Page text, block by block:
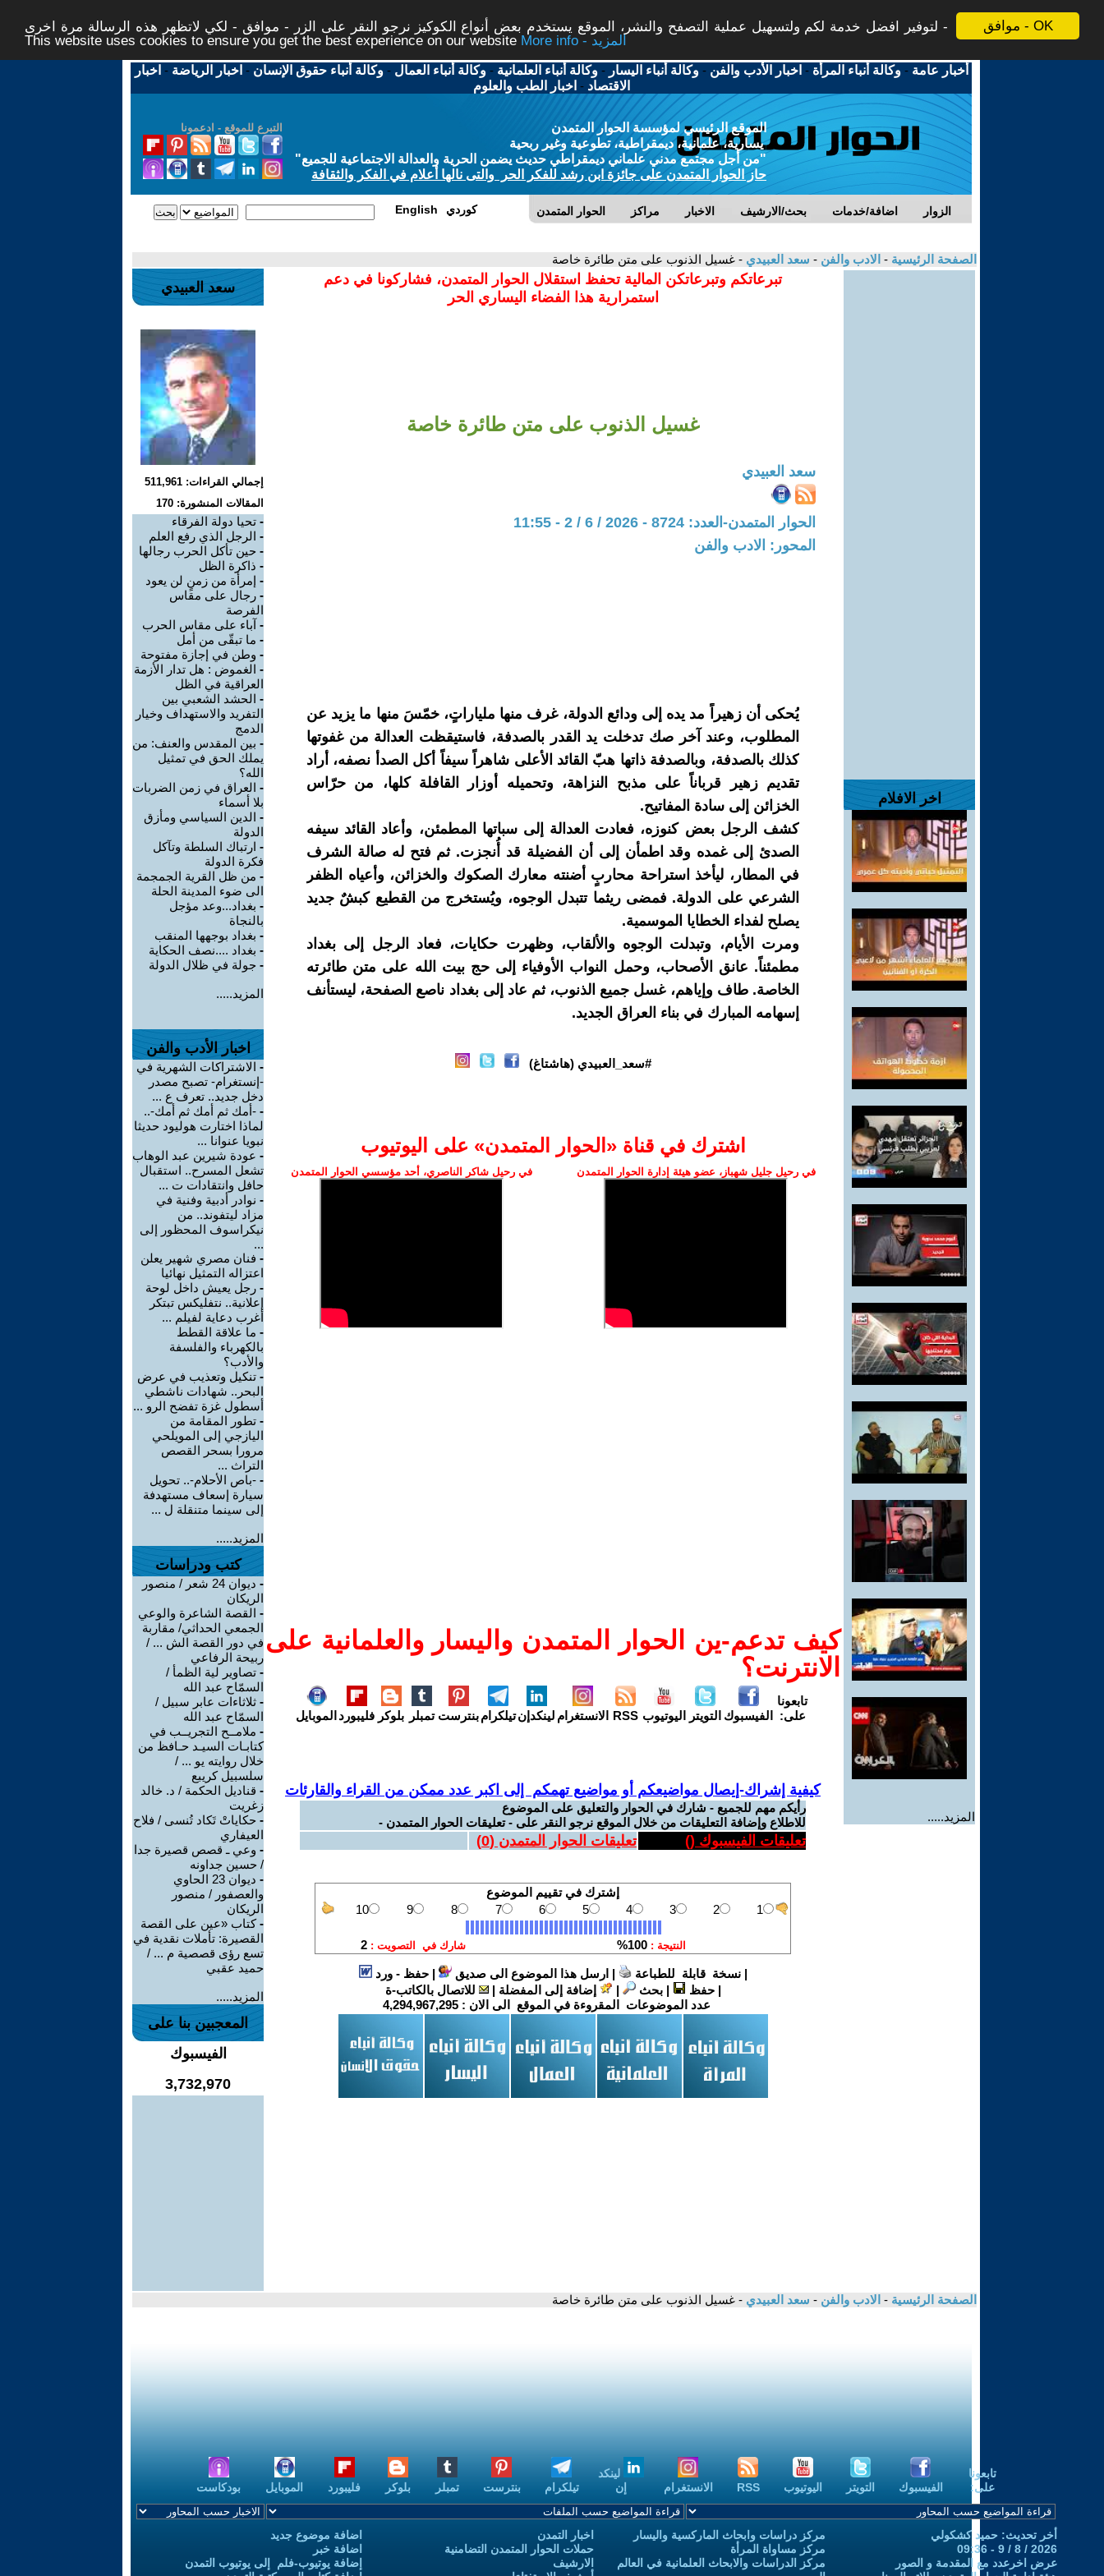
موافق - OK
لتوفير افضل خدمة لكم ولتسهيل عملية التصفح والنشر، الموقع يستخدم بعض أنواع الكوكيز نرجو النقر على الزر - موافق - لكي لاتظهر هذه الرسالة مرة اخرى -
This website uses cookies to ensure you get the best experience on our website
More info - المزيد
أخبار عامة -وكالة أنباء المرأة - اخبار الأدب والفن -وكالة أنباء اليسار -وكالة أنباء العلمانية -وكالة أنباء العمال -وكالة أنباء حقوق الإنسان - اخبار الرياضة - اخبار
الاقتصاد - اخبار الطب والعلوم
التبرع للموقع - ادعمونا
الموقع الرئيسي لمؤسسة الحوار المتمدن
يسارية، علمانية، ديمقراطية، تطوعية وغير ربحية
"من أجل مجتمع مدني علماني ديمقراطي حديث يضمن الحرية والعدالة الاجتماعية للجميع"
حاز الحوار المتمدن على جائزة ابن رشد للفكر الحر والتى نالها أعلام في الفكر والثقافة
الحوار المتمدن مراكز الاخبار بحث/الارشيف اضافة/خدمات الزوار English كوردي
الصفحة الرئيسية - الادب والفن - سعد العبيدي - غسيل الذنوب على متن طائرة خاصة
اخر الافلام
المزيد.....
تبرعاتكم وتبرعاتكن المالية تحفظ استقلال الحوار المتمدن، فشاركونا في دعم
استمرارية هذا الفضاء اليساري الحر
غسيل الذنوب على متن طائرة خاصة
سعد العبيدي
الحوار المتمدن-العدد: 8724 - 2026 / 6 / 2 - 11:55
المحور: الادب والفن
يُحكى أن زهيراً مد يده إلى ودائع الدولة، غرف منها ملياراتٍ، خمّسَ منها ما يزيد عن
المطلوب، وعند آخر صك تدخلت يد القدر بالصدفة، فاستيقظت العدالة من غفوتها
كذلك بالصدفة، وبالصدفة ذاتها هبّ القائد الأعلى شاهراً سيفاً أكل الصدأ نصفه، أراد
تقديم زهير قرباناً على مذبح النزاهة، وتحميله أوزار القافلة كلها، من حرّاس
الخزائن إلى سادة المفاتيح.
كشف الرجل بعض كنوزه، فعادت العدالة إلى سباتها المطمئن، وأعاد القائد سيفه
الصدئ إلى غمده وقد اطمأن إلى أن الفضيلة قد أُنجزت. ثم فتح له صالة الشرف
في المطار، ليأخذ استراحة محاربٍ أضنته معارك الصكوك والخزائن، وأعياه الظفر
الشرعي على الدولة. فمضى ريثما تتبدل الوجوه، ويُستخرج من القطيع كبشٌ جديد
يصلح لفداء الخطايا الموسمية.
ومرت الأيام، وتبدلت الوجوه والألقاب، وظهرت حكايات، فعاد الرجل إلى بغداد
مطمئناً. عانق الأصحاب، وحمل النواب الأوفياء إلى حج بيت الله على متن طائرته
الخاصة. طاف وإياهم، غسل جميع الذنوب، ثم عاد إلى بغداد ناصع الصفحة، ليستأنف
إسهامه المبارك في بناء العراق الجديد.
#سعد_العبيدي (هاشتاغ)
اشترك في قناة ‫«الحوار المتمدن» على اليوتيوب
في رحيل جليل شهباز، عضو هيئة إدارة الحوار المتمدن في رحيل شاكر الناصري، أحد مؤسسي الحوار المتمدن
كيف تدعم-ين الحوار المتمدن واليسار والعلمانية على
الانترنت؟
تابعونا
على:
الفيسبوك التويتر اليوتيوب RSS الانستغرام لينكدإنتيلكرامبنترست تمبلر بلوكر فليبورد الموبايل
كيفية إشراك-إيصال مواضيعكم أو مواضيع تهمكم إلى اكبر عدد ممكن من القراء والقارئات
رأيكم مهم للجميع - شارك في الحوار والتعليق على الموضوع
للاطلاع وإضافة التعليقات من خلال الموقع نرجو النقر على - تعليقات الحوار المتمدن -
تعليقات الفيسبوك () تعليقات الحوار المتمدن (0
)
|نسخة قابلة للطباعة | ارسل هذا الموضوع الى صديق |حفظ - ورد
|حفظ |بحث | إضافة إلى المفضلة |
للاتصال بالكاتب-ة
عدد الموضوعات المقروءة في الموقع الى الان :4,294,967,295
سعد العبيدي
إجمالي القراءات: 511,961
المقالات المنشورة: 170
- تحيا دولة الفرقاء
- الرجل الذي رفع العلم
- حين تأكل الحرب رجالها
- ذاكرة الظل
- إمرأة من زمنٍ لن يعود
- رجال على مقاس
الفرصة
- آباء على مقاس الحرب
- ما تبقّى من أمل
- وطن في إجازة مفتوحة
- الغموض : هل تدار الأزمة
العراقية في الظل
- الحشد الشعبي بين
التفريد والاستهداف وخيار
الدمج
- بين المقدس والعنف: من
يملك الحق في تمثيل
الله؟
- العراق في زمن الضربات
بلا أسماء
- الدين السياسي ومأزق
الدولة
- ارتباك السلطة وتآكل
فكرة الدولة
- من ظل القرية الجمجمة
الى ضوء المدينة الحلة
- بغداد...وعد مؤجل
بالنجاة
- بغداد بوجهها المنقب
- بغداد ....نصف الحكاية
- جولة في ظلال الدولة
المزيد.....
اخبار الأدب والفن
- الاشتراكات الشهرية في
-إنستغرام- تصبح مصدر
دخل جديد.. تعرف ع ...
- -أمك ثم أمك ثم أمك-..
لماذا اختارت هوليود حديثا
نبويا عنوانا ...
- عودة شيرين عبد الوهاب
تشعل المسرح.. استقبال
حافل وانتقادات ت ...
- نوادر أدبية وفنية في
مزاد ليتفوند.. من
نيكراسوف المحظور إلى
...
- فنان مصري شهير يعلن
اعتزاله التمثيل نهائيا
- رجل يعيش داخل لوحة
إعلانية.. نتفليكس تبتكر
أغرب دعاية لفيلم ...
- ما علاقة القطط
بالكهرباء والفلسفة
والأدب؟
- تنكيل وتعذيب في عرض
البحر.. شهادات ناشطي
أسطول غزة تفضح الرو ...
- تطور المقامة من
اليازجي إلى المويلحي
مرورا بسحر القصص
التراث ...
- -باص الأحلام-.. تحويل
سيارة إسعاف مستهدفة
إلى سينما متنقلة ل ...
المزيد.....
كتب ودراسات
-
ديوان 24 شعر / منصور
الريكان
- القصة الشاعرة والوعي
الجمعي الحداثي/ مقاربة
في دور القصة الش ... /
ربيحة الرفاعي
- تصاوير لية الظمأ /
السمّاح عبد الله
- ثلاثاءات عابر سبيل /
السمّاح عبد الله
- ملامــح التجريــب في
كتابـات السيـد حـافظ من
خلال روايته يو ... /
سلسبيل كريبع
- قناديل الحكمة / د. خالد
زغريت
- حكاياتْ تَكاد تُنسى / فلاح
العيفاري
- وعي ـ قصص قصيرة جدا
/ حسين جداونه
-
ديوان 23 الحاوي
والعصفور / منصور
الريكان
-كتاب «عين على القصة
القصيرة: تأملات نقدية في
تسع رؤى قصصية م ... /
حميد عقبي
المزيد.....
المعجبين بنا على
الفيسبوك
3,732,970
الصفحة الرئيسية - الادب والفن - سعد العبيدي - غسيل الذنوب على متن طائرة خاصة
تابعونا
على:
الفيسبوك التويتر اليوتيوب RSS الانستغرام
لينكد
إن
تيلكرام بنترست تمبلر بلوكر فليبورد الموبايل بودكاست
أخر تحديث: حميد كشكولي
2026 / 8 / 9 - 09:36
عرض اخرعدد مع المقدمة و الصور
مركز دراسات وابحاث الماركسية واليسار
مركز مساواة المرأة
مركز الدراسات والابحاث العلمانية في العالم
اخبار التمدن
حملات الحوار المتمدن التضامنية
الارشيف
اضافة موضوع جديد
اضافة خبر
إضافة يوتيوب-فلم إلى يوتيوب التمدن